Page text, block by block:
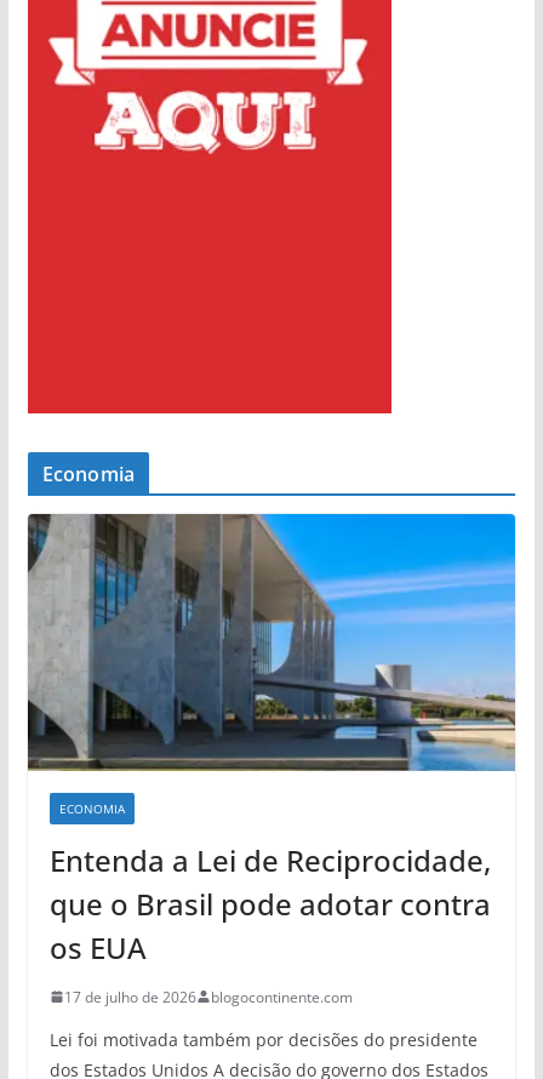
Economia
ECONOMIA
Entenda a Lei de Reciprocidade,
que o Brasil pode adotar contra
os EUA
17 de julho de 2026 blogocontinente.com
Lei foi motivada também por decisões do presidente
dos Estados Unidos A decisão do governo dos Estados